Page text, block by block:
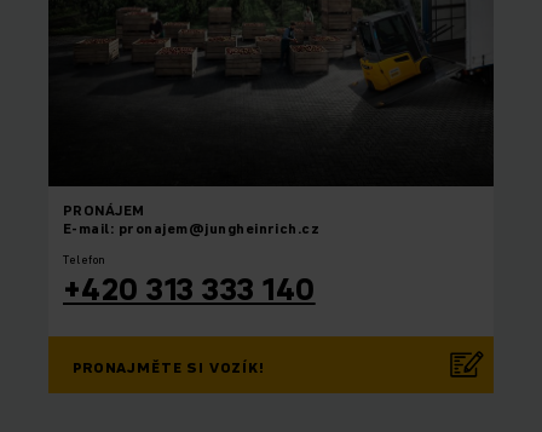
PRONÁJEM
E-mail: pronajem@jungheinrich.cz
Telefon
+420 313 333 140
PRONAJMĚTE SI VOZÍK!